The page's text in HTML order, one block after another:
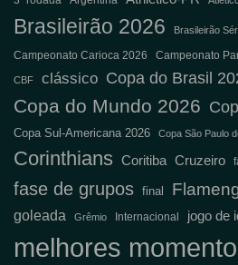
Brasileirão 2026 Brasileirão
Campeonato Carioca 2026 Campeonato
CBF clássico Copa do Brasil
Copa do Mundo 2026
Copa Sul-Americana 2026 Copa São Paulo
Corinthians Coritiba Cruzeiro
fase de grupos final
goleada Grêmio Internacional jogo de
melhores